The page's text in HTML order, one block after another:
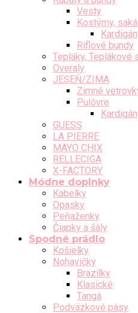
Vesty
Kostýmy, saká
Riflové bundy
Tepláky, Teplákové
Overaly
JESEŇ/ZIMA
Zimné
Pulóvre
GUESS
LA PIERRE
MAYO CHIX
RELLECIGA
X-FACTORY
Módne doplnky
Kabelky
Opasky
Peňaženky
Čiapky a šály
Spodné prádlo
Košielky
Nohavičky
Brazílky
Klasické
Tangá
Podväzkové pásy